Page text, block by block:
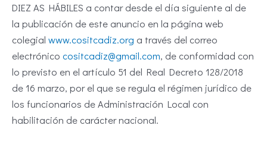
DIEZ AS HÁBILES a contar desde el día siguiente al de
la publicación de este anuncio en la página web
colegial www.cositcadiz.org a través del correo
electrónico cositcadiz@gmail.com, de conformidad con
lo previsto en el artículo 51 del Real Decreto 128/2018
de 16 marzo, por el que se regula el régimen jurídico de
los funcionarios de Administración Local con
habilitación de carácter nacional.